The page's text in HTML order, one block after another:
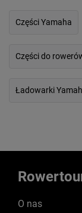
Części Yamaha
Części do
Ładowarki
O nas